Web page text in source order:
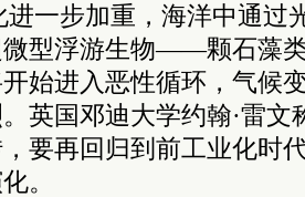
进一步加重，海洋中通过
微型浮游生物——颗石藻
始进入恶性循环，气候
英国邓迪大学约翰·雷文
要再回归到前工业化时
。